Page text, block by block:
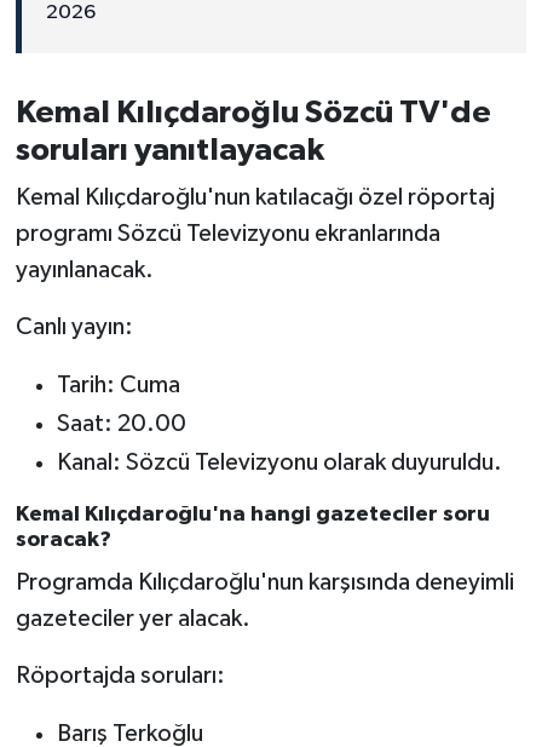
2026
Kemal Kılıçdaroğlu Sözcü TV'de
soruları yanıtlayacak
Kemal Kılıçdaroğlu'nun katılacağı özel röportaj
programı Sözcü Televizyonu ekranlarında
yayınlanacak.
Canlı yayın:
Tarih: Cuma
Saat: 20.00
Kanal: Sözcü Televizyonu olarak duyuruldu.
Kemal Kılıçdaroğlu'na hangi gazeteciler soru
soracak?
Programda Kılıçdaroğlu'nun karşısında deneyimli
gazeteciler yer alacak.
Röportajda soruları:
Barış Terkoğlu